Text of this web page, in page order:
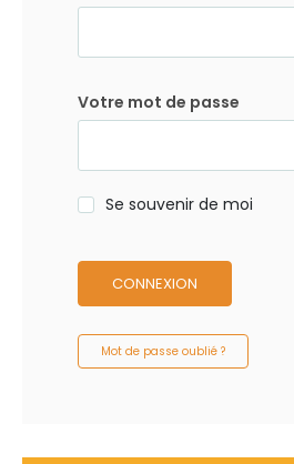
Votre mot de passe
Se souvenir de moi
CONNEXION
Mot de passe oublié ?